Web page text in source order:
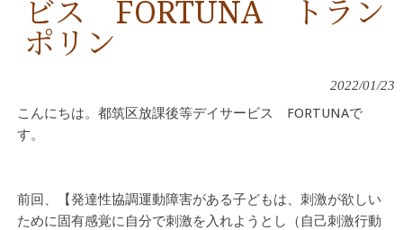
ビス FORTUNA トラン
ポリン
2022/01/23
こんにちは。都筑区放課後等デイサービス FORTUNAで
す。
前回、【発達性協調運動障害がある子どもは、刺激が欲しい
ために固有感覚に自分で刺激を入れようとし（自己刺激行動